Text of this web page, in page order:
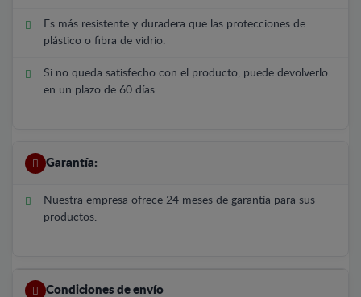
Es más resistente y duradera que las protecciones de
plástico o fibra de vidrio.
Si no queda satisfecho con el producto, puede devolverlo
en un plazo de 60 días.
Garantía:
Nuestra empresa ofrece 24 meses de garantía para sus
productos.
Condiciones de envío